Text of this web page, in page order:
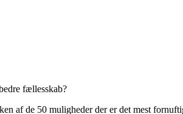
fællesskab?
af de 50 muligheder der er det mest